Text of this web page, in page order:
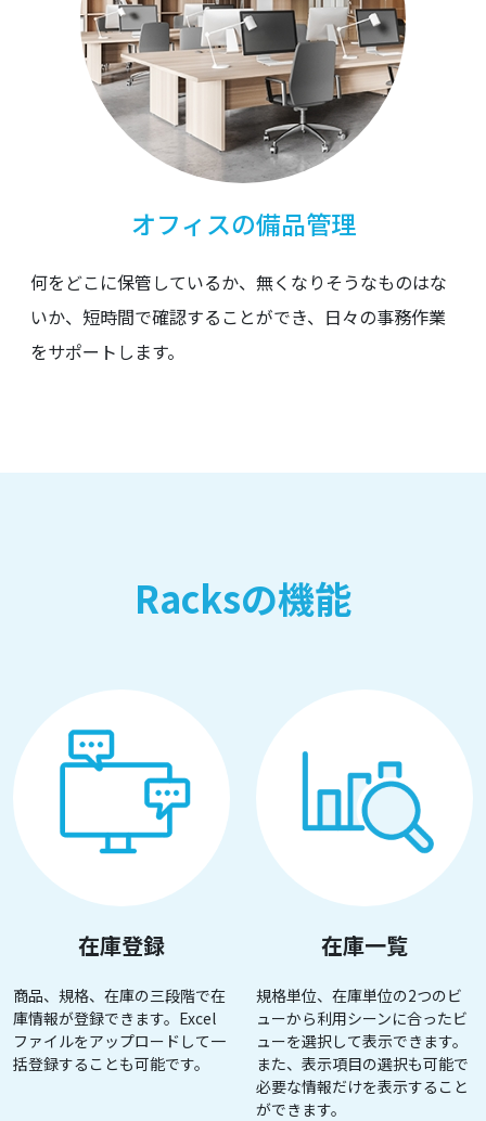
オフィスの備品管理
何をどこに保管しているか、無くなりそうなものはな
いか、短時間で確認することができ、日々の事務作業
をサポートします。
Racksの機能
在庫登録
商品、規格、在庫の三段階で在
庫情報が登録できます。Excel
ファイルをアップロードして一
括登録することも可能です。
在庫一覧
規格単位、在庫単位の2つのビ
ューから利用シーンに合ったビ
ューを選択して表示できます。
また、表示項目の選択も可能で
必要な情報だけを表示すること
ができます。